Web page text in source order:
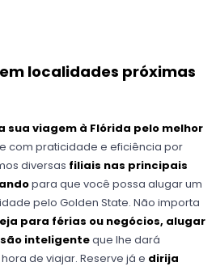
localidades próximas
sua viagem à Flórida pelo melhor
com praticidade e eficiência por
diversas filiais nas principais
para que você possa alugar um
pelo Golden State. Não importa
para férias ou negócios, alugar
inteligenteque lhe dará
de viajar. Reserve já e dirija